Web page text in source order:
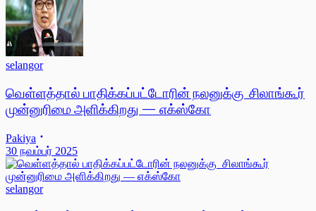
selangor
வெள்ளத்தால் பாதிக்கப்பட்டோரின் நலனுக்கு சிலாங்கூர்
முன்னுரிமை அளிக்கிறது — எக்ஸ்கோ
Pakiya
30 நவம்பர் 2025
selangor